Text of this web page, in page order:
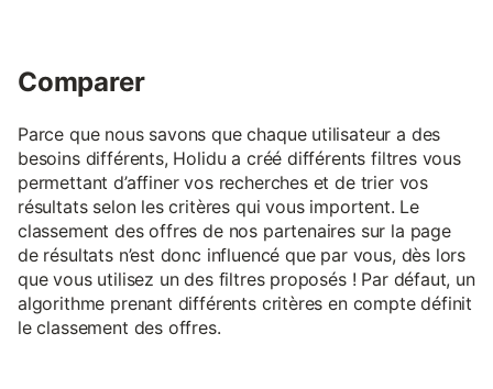
Comparer
Parce que nous savons que chaque utilisateur a des
besoins différents, Holidu a créé différents filtres vous
permettant d’affiner vos recherches et de trier vos
résultats selon les critères qui vous importent. Le
classement des offres de nos partenaires sur la page
de résultats n’est donc influencé que par vous, dès lors
que vous utilisez un des filtres proposés ! Par défaut, un
algorithme prenant différents critères en compte définit
le classement des offres.